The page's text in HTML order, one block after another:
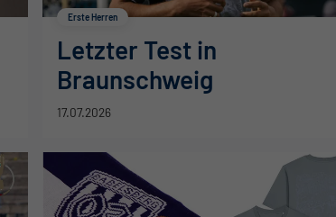
Letzter Test in
Braunschweig
Erste Herren
17.07.2026